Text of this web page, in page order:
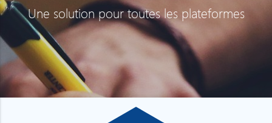
Une solution pour toutes les plateformes